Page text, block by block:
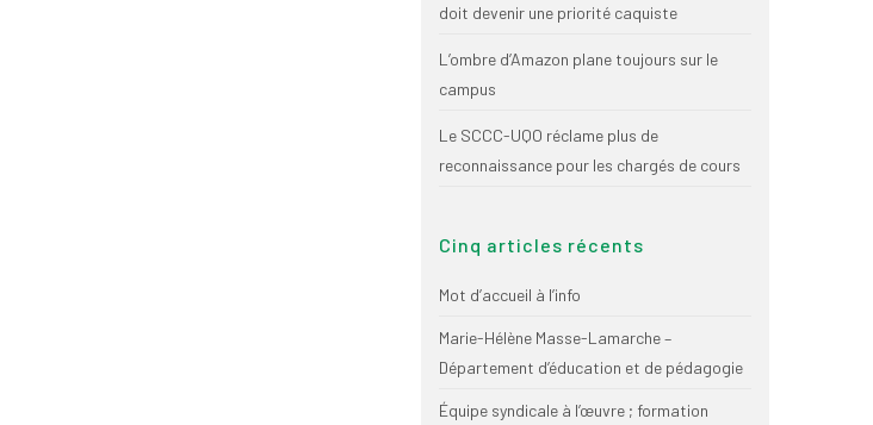
doit devenir une priorité caquiste
L’ombre d’Amazon plane toujours sur le
campus
Le SCCC-UQO réclame plus de
reconnaissance pour les chargés de cours
Cinq articles récents
Mot d’accueil à l’info
Marie-Hélène Masse-Lamarche –
Département d’éducation et de pédagogie
Équipe syndicale à l’œuvre ; formation